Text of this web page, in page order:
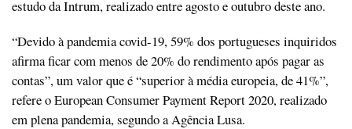
estudo da Intrum, realizado entre agosto e outubro deste ano.
“Devido à pandemia covid-19, 59% dos portugueses inquiridos
afirma ficar com menos de 20% do rendimento após pagar as
contas”, um valor que é “superior à média europeia, de 41%”,
refere o European Consumer Payment Report 2020, realizado
em plena pandemia, segundo a Agência Lusa.